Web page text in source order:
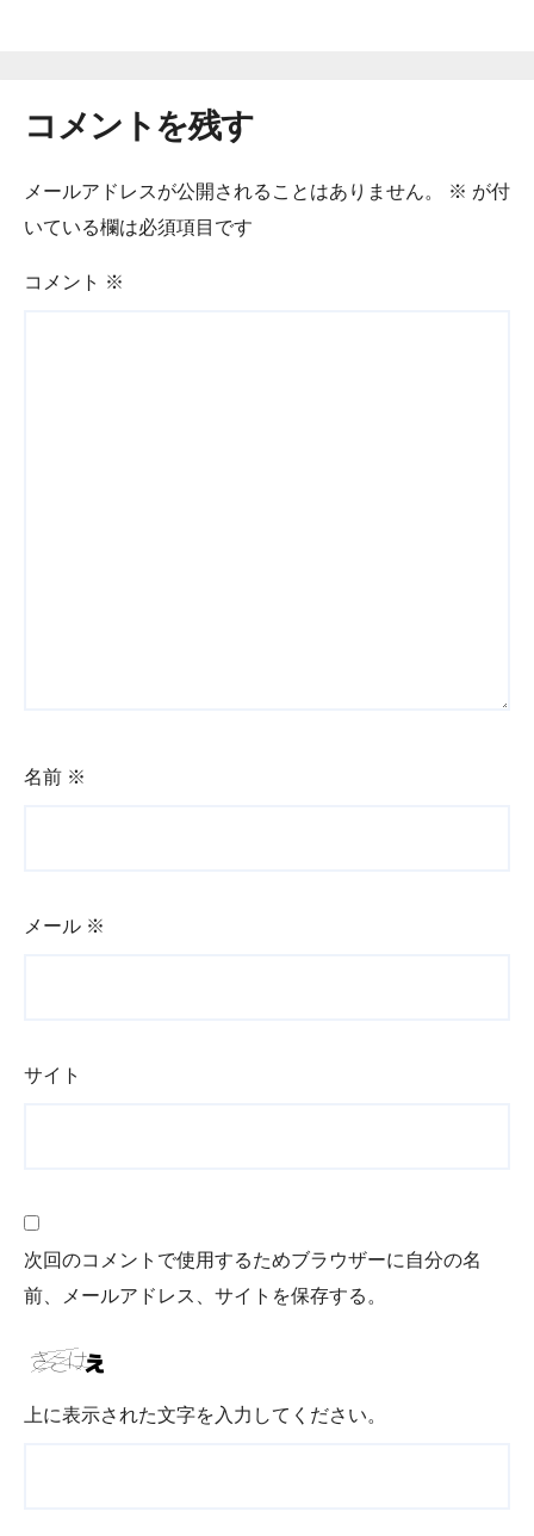
コメントを残す
メールアドレスが公開されることはありません。 ※ が付
いている欄は必須項目です
コメント ※
名前 ※
メール ※
サイト
次回のコメントで使用するためブラウザーに自分の名
前、メールアドレス、サイトを保存する。
上に表示された文字を入力してください。